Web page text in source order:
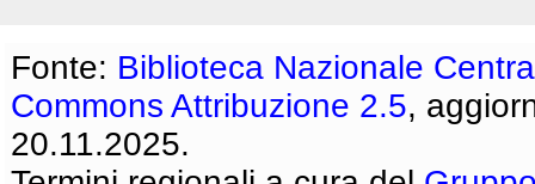
Fonte: Biblioteca Nazionale
Commons Attribuzione 2.5,
20.11.2025.